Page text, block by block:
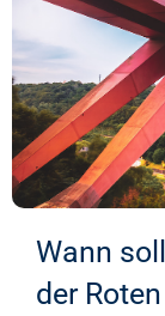
Wann
der